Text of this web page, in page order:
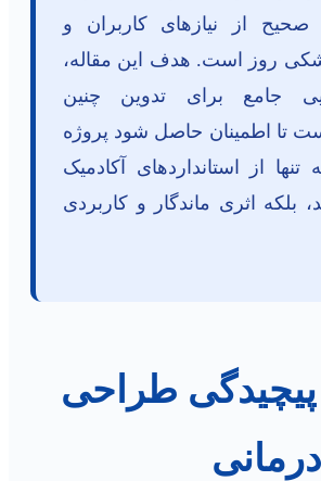
صحیح از نیازهای کاربران و
روز است. هدف این مقاله،
جامع برای تدوین چنین
تا اطمینان حاصل شود پروژه
تنها از استانداردهای آکادمیک
بلکه اثری ماندگار و کاربردی
پیچیدگی طراحی